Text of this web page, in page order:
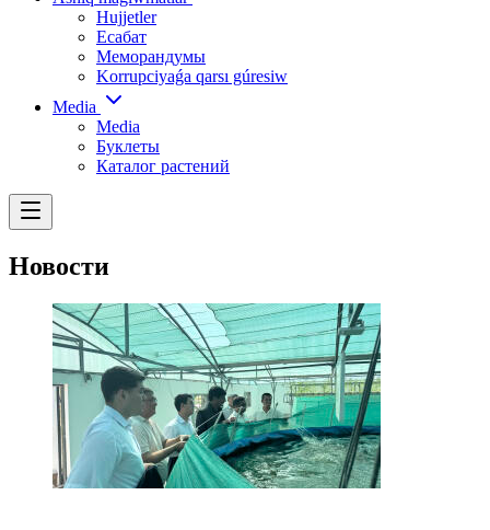
Hujjetler
Есабат
Меморандумы
Korrupciyaǵa qarsı gúresiw
Media
Media
Буклеты
Каталог растений
Новости